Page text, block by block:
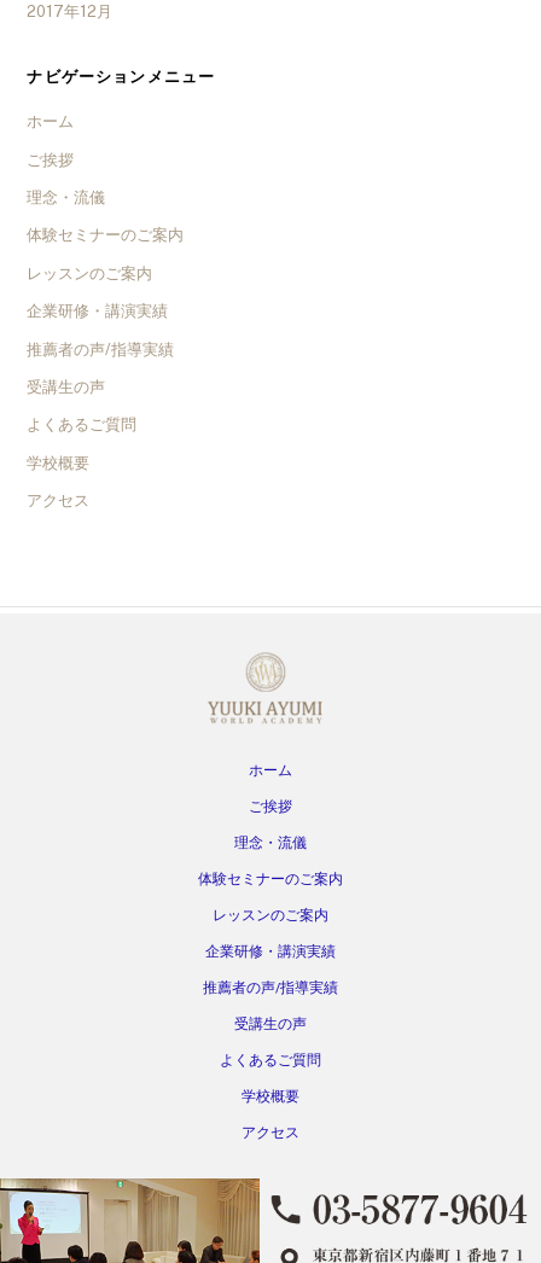
2017年12月
ナビゲーションメニュー
ホーム
ご挨拶
理念・流儀
体験セミナーのご案内
レッスンのご案内
企業研修・講演実績
推薦者の声/指導実績
受講生の声
よくあるご質問
学校概要
アクセス
ホーム
ご挨拶
理念・流儀
体験セミナーのご案内
レッスンのご案内
企業研修・講演実績
推薦者の声/指導実績
受講生の声
よくあるご質問
学校概要
アクセス